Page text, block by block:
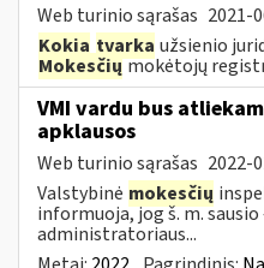
Web turinio sąrašas 2021-
Kokia tvarka užsienio
Mokesčiųmokėtojų
VMI vardu bus
apklausos
Web turinio sąrašas 2022-
Valstybinė mokesčių
informuoja, jog š. m. sausio
administratoriaus...